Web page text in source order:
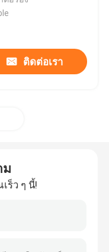
ติดต่อเรา
ม
ร็ว ๆ นี้!